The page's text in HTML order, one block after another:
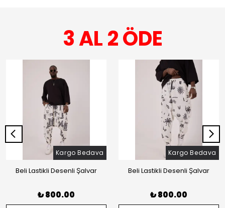
3 AL 2 ÖDE
Kargo Bedava
Beli Lastikli Desenli Şalvar
₺ 800.00
Kargo Bedava
Beli Lastikli Desenli Şalvar
₺ 800.00